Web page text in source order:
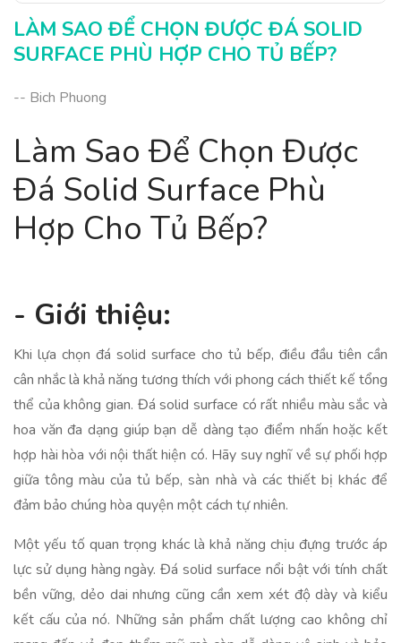
Địa chỉ mua đá Solid Surface uy tín
LÀM SAO ĐỂ CHỌN ĐƯỢC ĐÁ SOLID
SURFACE PHÙ HỢP CHO TỦ BẾP?
-- Bich Phuong
Làm Sao Để Chọn Được
Đá Solid Surface Phù
Hợp Cho Tủ Bếp?
- Giới thiệu:
Khi lựa chọn đá solid surface cho tủ bếp, điều đầu tiên cần
cân nhắc là khả năng tương thích với phong cách thiết kế tổng
thể của không gian. Đá solid surface có rất nhiều màu sắc và
hoa văn đa dạng giúp bạn dễ dàng tạo điểm nhấn hoặc kết
hợp hài hòa với nội thất hiện có. Hãy suy nghĩ về sự phối hợp
giữa tông màu của tủ bếp, sàn nhà và các thiết bị khác để
đảm bảo chúng hòa quyện một cách tự nhiên.
Một yếu tố quan trọng khác là khả năng chịu đựng trước áp
lực sử dụng hàng ngày. Đá solid surface nổi bật với tính chất
bền vững, dẻo dai nhưng cũng cần xem xét độ dày và kiểu
kết cấu của nó. Những sản phẩm chất lượng cao không chỉ